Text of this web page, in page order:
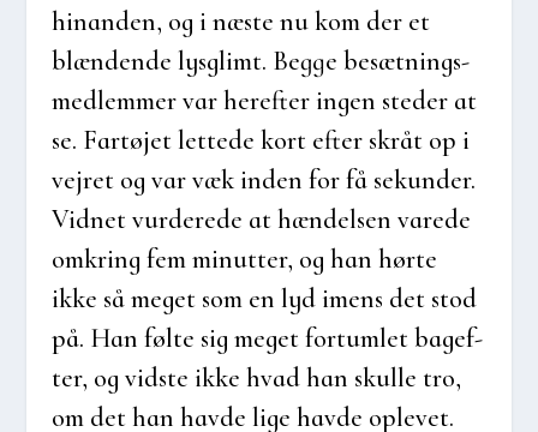
hin­an­den, og i næste nu kom der et
blæn­den­de lys­glimt. Beg­ge besæt­nings­
med­lem­mer var her­ef­ter ingen ste­der at
se. Far­tø­jet let­te­de kort efter skråt op i
vej­ret og var væk inden for få sekun­der.
Vid­net vur­de­re­de at hæn­del­sen vare­de
omkring fem minut­ter, og han hør­te
ikke så meget som en lyd imens det stod
på. Han føl­te sig meget fortum­let bag­ef­
ter, og vid­ste ikke hvad han skul­le tro,
om det han hav­de lige hav­de ople­vet.